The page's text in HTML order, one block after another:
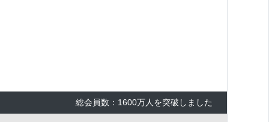
総会員数：1600万人を突破しました